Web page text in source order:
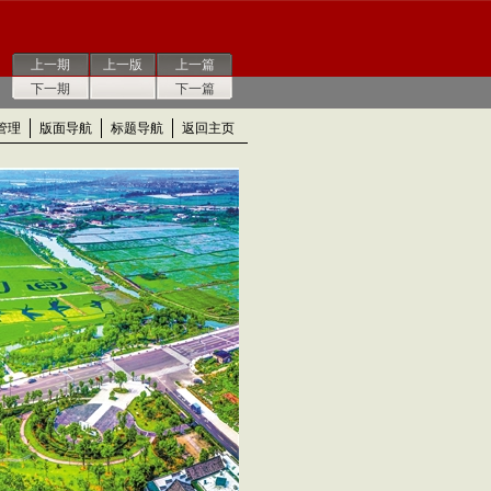
上一期
下一期
上一版
上一篇
下一篇
理 版面导航 标题导航 返回主页